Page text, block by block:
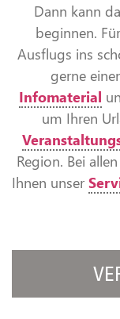
Dann kann
beginnen.
Ausflugs ins
gerne
Infomaterial
um Ihren
Region. Bei
Ihnen unser